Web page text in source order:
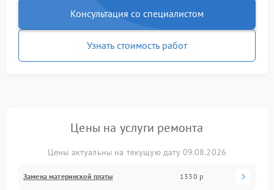
Консультация со специалистом
Узнать стоимость работ
Цены на услуги ремонта
Цены актуальны на текущую дату 09.08.2026
Замена материнской платы 1330 р